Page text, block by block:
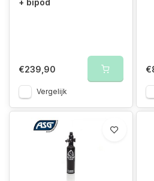
+ bipod
€239,90
Vergelijk